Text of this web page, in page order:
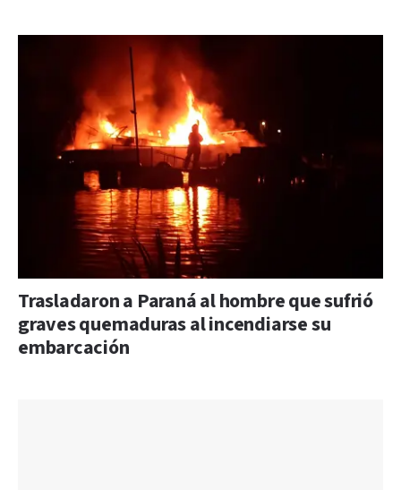
Trasladaron a Paraná al hombre que sufrió
graves quemaduras al incendiarse su
embarcación